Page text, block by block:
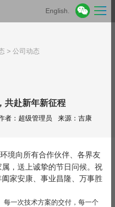
English.
>公司动态
共赴新年新征程
者：超级管理员 来源：吉康
境向所有合作伙伴、各界友
，送上诚挚的节日问候。祝
家安康、事业昌隆、万事胜
每一次技术方案的交付，每一个